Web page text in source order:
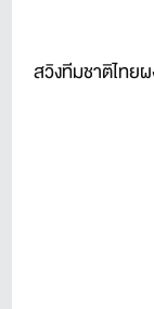
สวิงทีมชาติไทยผ